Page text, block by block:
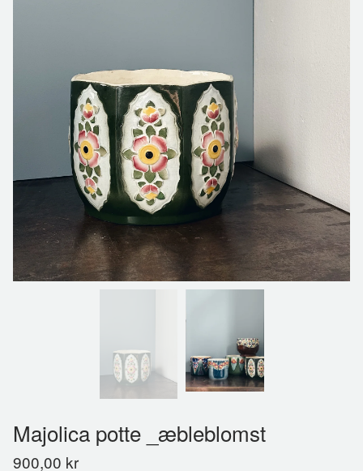
Majolica potte _æbleblomst
900,00 kr